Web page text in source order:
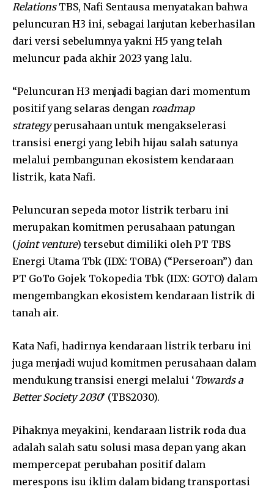
RelationsTBS, Nafi Sentausa menyatakan bahwa
peluncuran H3 ini, sebagai lanjutan keberhasilan
dari versi sebelumnya yakni H5 yang telah
meluncur pada akhir 2023 yang lalu.
“Peluncuran H3 menjadi bagian dari momentum
positif yang selaras dengan roadmap
strategyperusahaan untuk mengakselerasi
transisi energi yang lebih hijau salah satunya
melalui pembangunan ekosistem kendaraan
listrik, kata Nafi.
Peluncuran sepeda motor listrik terbaru ini
merupakan komitmen perusahaan patungan
(joint venture) tersebut dimiliki oleh PT TBS
Energi Utama Tbk (IDX: TOBA) (“Perseroan”) dan
PT GoTo Gojek Tokopedia Tbk (IDX: GOTO) dalam
mengembangkan ekosistem kendaraan listrik di
tanah air.
Kata Nafi, hadirnya kendaraan listrik terbaru ini
juga menjadi wujud komitmen perusahaan dalam
mendukung transisi energi melalui ‘Towards a
Better Society 2030’ (TBS2030).
Pihaknya meyakini, kendaraan listrik roda dua
adalah salah satu solusi masa depan yang akan
mempercepat perubahan positif dalam
merespons isu iklim dalam bidang transportasi